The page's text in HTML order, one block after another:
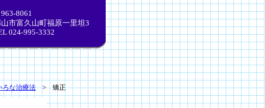
8061
市富久山町福原一里坦3
024-995-3332
ろな治療法> 矯正